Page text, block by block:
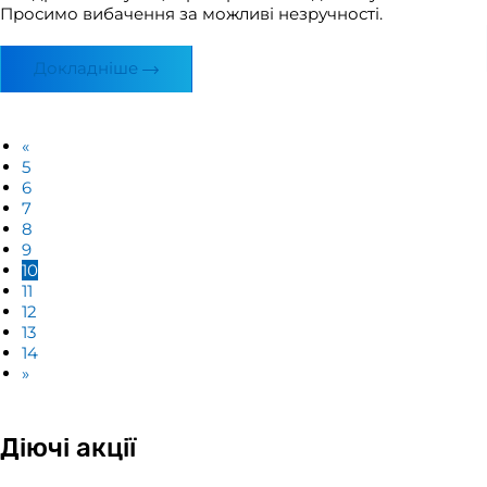
Просимо вибачення за можливі незручності.
Докладніше
«
5
6
7
8
9
10
11
12
13
14
»
Діючі акції